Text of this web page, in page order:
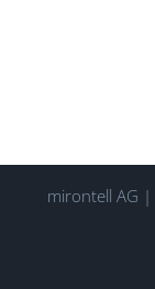
mirontell AG |